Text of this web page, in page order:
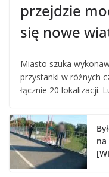
przejdzie
się nowe
Miasto szuka
przystanki w różnych
łącznie 20 lokalizacji.